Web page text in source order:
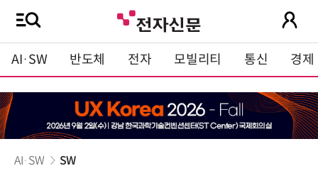
AI·SW 반도체 전자 모빌리티 통신 경제
AI·SW SW